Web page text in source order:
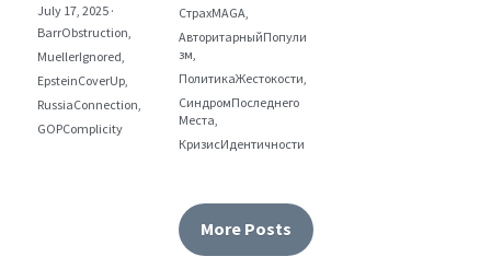
July 17, 2025 ·
BarrObstruction,
MuellerIgnored,
EpsteinCoverUp,
RussiaConnection,
GOPComplicity
СтрахMAGA,
АвторитарныйПопули
зм,
ПолитикаЖестокости,
СиндромПоследнего
Места,
КризисИдентичности
More Posts